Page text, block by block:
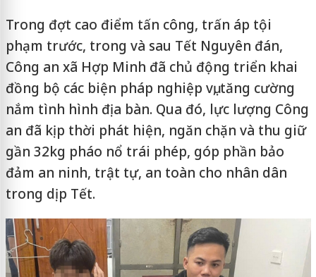
Trong đợt cao điểm tấn công, trấn áp tội
phạm trước, trong và sau Tết Nguyên đán,
Công an xã Hợp Minh đã chủ động triển khai
đồng bộ các biện pháp nghiệp vụ, tăng cường
nắm tình hình địa bàn. Qua đó, lực lượng Công
an đã kịp thời phát hiện, ngăn chặn và thu giữ
gần 32kg pháo nổ trái phép, góp phần bảo
đảm an ninh, trật tự, an toàn cho nhân dân
trong dịp Tết.